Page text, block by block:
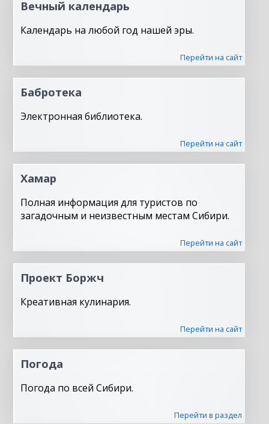
Вечный календарь
Календарь на любой год нашей эры.
Перейти на сайт
Бабротека
Электронная библиотека.
Перейти на сайт
Хамар
Полная информация для туристов по
загадочным и неизвестным местам Сибири.
Перейти на сайт
Проект Боржч
Креативная кулинария.
Перейти на сайт
Погода
Погода по всей Сибири.
Перейти в раздел